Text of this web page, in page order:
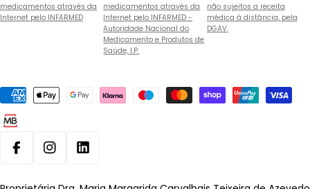
medicamentos através da
Internet pelo INFARMED
medicamentos através da
Internet pelo INFARMED -
Autoridade Nacional do
Medicamento e Produtos de
Saúde, I.P.
não sujeitos a receita
médica à distância, pela
DGAV.
Métodos
pagamento
FacebookInstagramLinkedin